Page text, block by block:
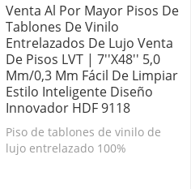
Venta Al Por Mayor Pisos De
Tablones De Vinilo
Entrelazados De Lujo Venta
De Pisos LVT | 7''x48'' 5,0
Mm/0,3 Mm Fácil De Limpiar
Estilo Inteligente Diseño
Innovador HDF 9118
Piso de tablones de vinilo de
lujo entrelazado 100%